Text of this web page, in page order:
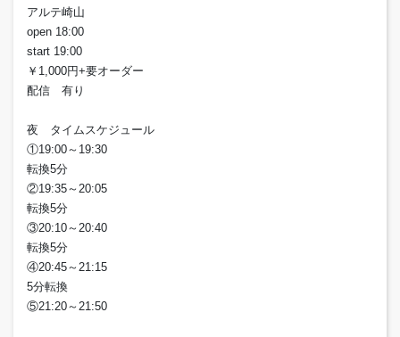
アルテ崎山
open 18:00
start 19:00
￥1,000円+要オーダー
配信 有り
夜 タイムスケジュール
①19:00～19:30
転換5分
②19:35～20:05
転換5分
③20:10～20:40
転換5分
④20:45～21:15
5分転換
⑤21:20～21:50